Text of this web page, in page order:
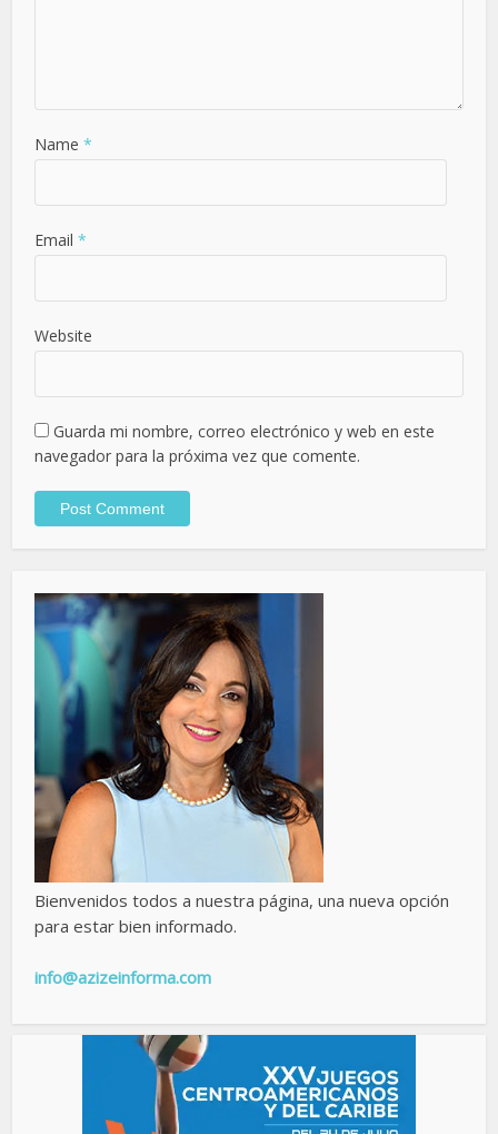
Name *
Email *
Website
Guarda mi nombre, correo electrónico y web en este
navegador para la próxima vez que comente.
Bienvenidos todos a nuestra página, una nueva opción
para estar bien informado.
info@azizeinforma.com